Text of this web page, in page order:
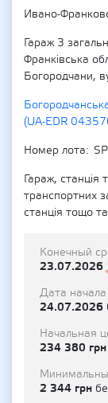
Ивано-
Гараж 3
Франківська
Богородчани,
(UA-EDR
Номер лота
Гараж, станція
транспортних
станція тощо
Конечный
23.07.2026
Дата
24.07.2026
Начальная
234 380 грн
2 344 грн